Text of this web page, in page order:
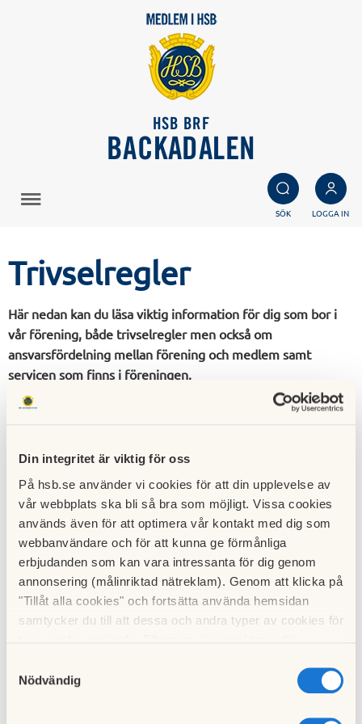
Din integritet är viktig för oss
På hsb.se använder vi cookies för att din upplevelse av
vår webbplats ska bli så bra som möjligt. Vissa cookies
används även för att optimera vår kontakt med dig som
webbanvändare och för att kunna ge förmånliga
erbjudanden som kan vara intressanta för dig genom
annonsering (målinriktad nätreklam). Genom att klicka på
"Tillåt alla cookies" och fortsätta använda hemsidan
samtycker du till att dessa och andra typer av cookies för
cookies och välja att endast tillåta ett urval.
Nödvändig
HSB BRF
BACKADALEN
SÖK LOGGA IN
Trivselregler
Här nedan kan du läsa viktig information för dig som bor i
vår förening, både trivselregler men också om
ansvarsfördelning mellan förening och medlem samt
servicen som finns i föreningen.
Vår bostadsrättsförening är en av landets största